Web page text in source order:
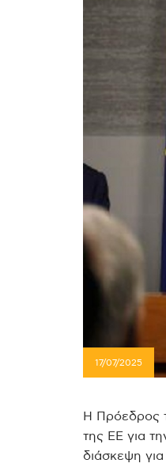
17/07/2025
Η Πρόεδρος
της ΕΕ για
διάσκεψη